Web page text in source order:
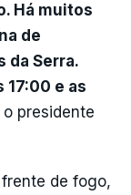
Há muitos
de
da Serra.
17:00 e as
o presidente
de fogo,